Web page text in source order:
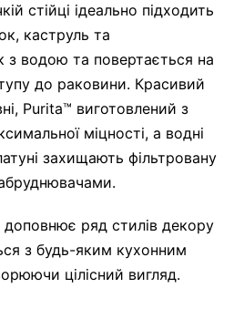
стійці ідеально підходить
каструль та
з водою та повертається на
до раковини. Красивий
Purita™ виготовлений з
міцності, а водні
захищають фільтровану
доповнює ряд стилів декору
з будь-яким кухонним
цілісний вигляд.